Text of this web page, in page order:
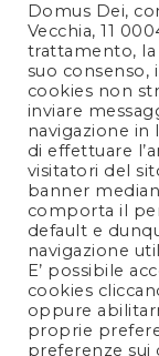
Domus Dei,
Vecchia, 11
trattamento, la
suo consenso,
cookies non
inviare
navigazione in
di effettuare
visitatori del
banner
comporta il
default e
navigazione
E’ possibile
cookies
oppure
proprie
preferenze sui